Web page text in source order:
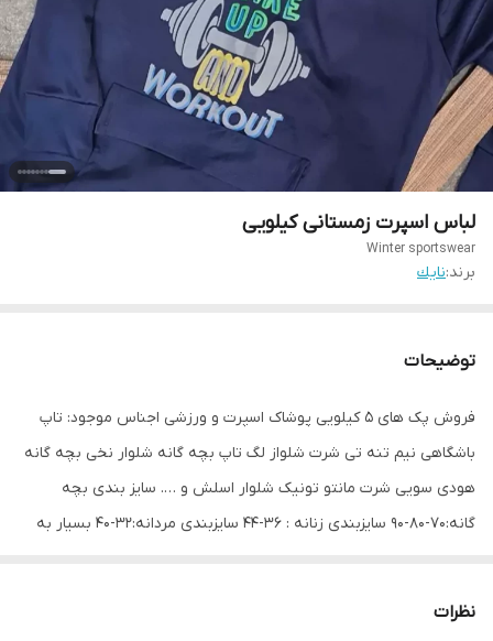
لباس اسپرت زمستانی کیلویی
Winter sportswear
برند:نايك
توضیحات
فروش پک های 5 کیلویی پوشاک اسپرت و ورزشی اجناس موجود: تاپ
باشگاهی نیم تنه تی شرت شلواز لگ تاپ بچه گانه شلوار نخی بچه گانه
هودی سویی شرت مانتو تونیک شلوار اسلش و …. سایز بندی بچه
گانه:70-80-90 سایزبندی زنانه : 36-44 سایزبندی مردانه:32-40 بسیار به
پک موجود هست مرجوعی تمام اجناس تا 48 ساعت
نظرات